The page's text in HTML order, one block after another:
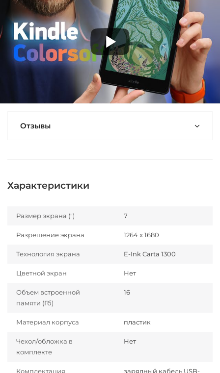
Отзывы
Характеристики
Размер экрана (") 7
Разрешение экрана 1264 x 1680
Технология экрана E-Ink Carta 1300
Цветной экран Нет
Объем встроенной
памяти (Гб)
16
Материал корпуса пластик
Чехол/обложка в
комплекте
Нет
Комплектация зарядный кабель USB-